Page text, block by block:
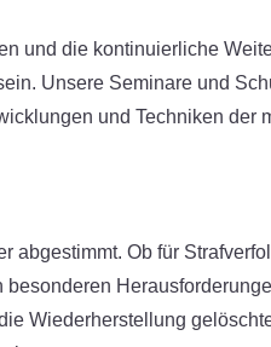
und die kontinuierliche
Unsere Seminare und
und Techniken der
Ob für
Wiederherstellung